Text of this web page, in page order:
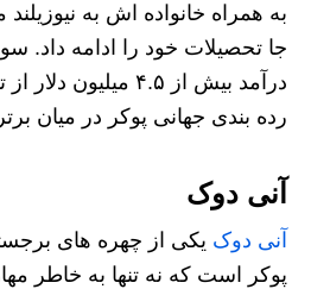
به همراه خانواده‌ اش به
جا تحصیلات خود را ادامه داد.
درآمد بیش از ۴.۵
رده‌ بندی جهانی پوکر در میان
آنی دوک
آنی دوک یکی از چهره‌ های
پوکر است که نه‌ تنها به خاطر